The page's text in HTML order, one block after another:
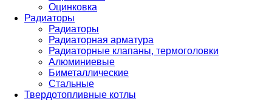
Оцинковка
Радиаторы
Радиаторы
Радиаторная арматура
Радиаторные клапаны, термоголовки
Алюминиевые
Биметаллические
Стальные
Твердотопливные котлы